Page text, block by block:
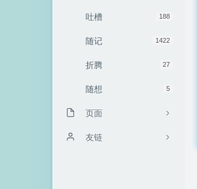
188
吐槽
1422
随记
27
折腾
5
随想
页面
关于博主
友链